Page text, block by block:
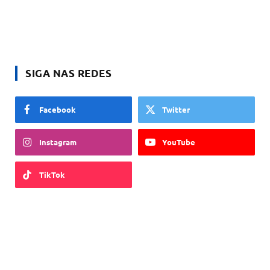
SIGA NAS REDES
Facebook Twitter
Instagram YouTube
TikTok